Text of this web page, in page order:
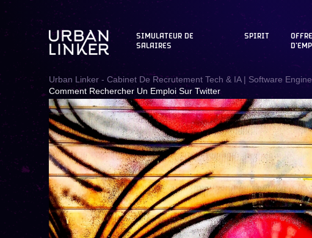
SIMULATEUR DE
SALAIRES
SPIRIT
Urban Linker - Cabinet De Recrutement Tech & IA | Software
Comment Rechercher Un Emploi Sur Twitter